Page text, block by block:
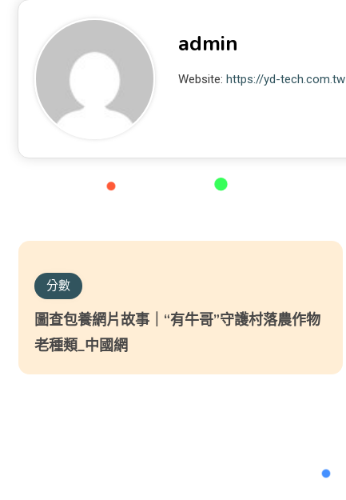
admin
Website:https://yd-tech.com.tw
分數
圖查包養網片故事｜“有牛哥”守護村落農作物
老種類_中國網